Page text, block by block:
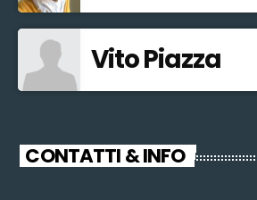
Vito Piazza
CONTATTI & INFO